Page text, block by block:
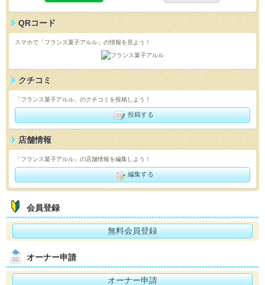
QRコード
スマホで「フランス菓子アルル」の情報を見よう！
クチコミ
「フランス菓子アルル」のクチコミを投稿しよう！
投稿する
店舗情報
「フランス菓子アルル」の店舗情報を編集しよう！
編集する
会員登録
無料会員登録
オーナー申請
オーナー申請